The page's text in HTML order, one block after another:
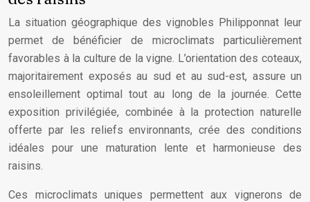
La situation géographique des vignobles Philipponnat leur
permet de bénéficier de microclimats particulièrement
favorables à la culture de la vigne. L’orientation des coteaux,
majoritairement exposés au sud et au sud-est, assure un
ensoleillement optimal tout au long de la journée. Cette
exposition privilégiée, combinée à la protection naturelle
offerte par les reliefs environnants, crée des conditions
idéales pour une maturation lente et harmonieuse des
raisins.
Ces microclimats uniques permettent aux vignerons de